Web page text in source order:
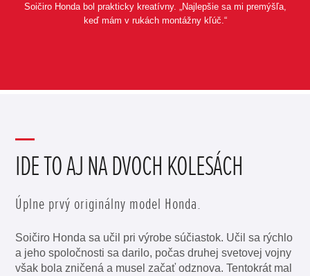
Soičiro Honda bol prakticky kreatívny. „Najlepšie sa mi premýšľa,
keď mám v rukách montážny kľúč.“
IDE TO AJ NA DVOCH KOLESÁCH
Úplne prvý originálny model Honda.
Soičiro Honda sa učil pri výrobe súčiastok. Učil sa rýchlo
a jeho spoločnosti sa darilo, počas druhej svetovej vojny
však bola zničená a musel začať odznova. Tentokrát mal